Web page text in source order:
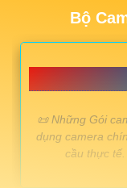
Bộ
️📜 Những Gói
dụng camera
cầu thực